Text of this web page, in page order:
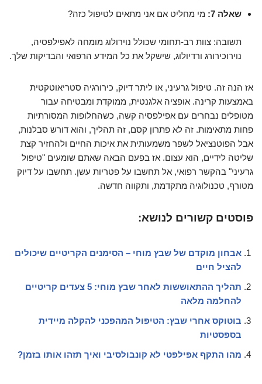
שאלה 7:
מי מחליט אם אני מתאים לטיפול כזה?
תשובה: צוות רב-תחומי שכולל נוירולוג מומחה לאפילפסיה,
נוירוכירורג ורדיולוג, שישקל את כל המידע הרפואי והבדיקות שלך.
אז הנה זה. טיפול גרעיני, או ליתר דיוק, כירורגיה סטריאוטקטית
באמצעות קרינה. אופציה אלגנטית, ממוקדת ומבטיחה עבור
מטופלים נבחרים עם אפילפסיה קשה, כשהחלופות המסורתיות
פחות מתאימות. זה לא פתרון קסם, זה תהליך, והוא דורש סבלנות,
אבל הפוטנציאל לשפר משמעותית את איכות החיים ולהחזיר קצת
שליטה לידיים, הוא עצום. אז בפעם הבאה שאתם שומעים "טיפול
גרעיני" בהקשר רפואי, אל תחשבו על פטריות עשן. תחשבו על דיוק
מטורף, טכנולוגיה מתקדמת, ותקווה חדשה.
פוסטים קשורים לנושא:
אבחון מוקדם של שבץ מוחי – הסימנים הקריטיים שיכולים
להציל חיים
תהליך ההתאוששות לאחר שבץ מוחי: 5 צעדים קריטיים
להחלמה מלאה
בוטוקס אחרי שבץ: הטיפול המהפכני להקלה מיידית
בספסטיות
מהו התקף אפילפטי לא קונבולסיבי ואיך תזהו אותו בזמן?